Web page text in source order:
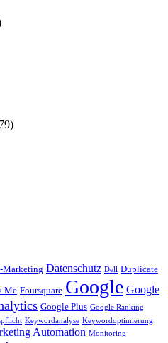
Marketing Datenschutz Dell Duplicate
Me Foursquare Google Google
Google Plus Google Ranking
Keywordanalyse Keywordoptimierung
Automation Monitoring